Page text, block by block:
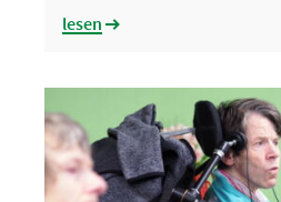
lesen